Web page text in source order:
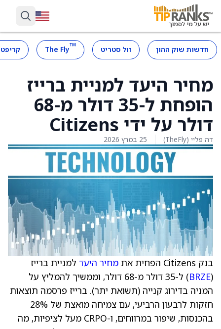
חדשות שוק ההון וול סטריט ™
The Fly
מחיר היעד למניית ברייז
הופחת ל-35 דולר מ-68
דולר על ידי Citizens
דה פליי (TheFly) 25 במרץ 2026
בנק Citizens הפחית את מחיר היעד למניית ברייז
(
BRZE
) ל-35 דולר מ-68 דולר, וממשיך להמליץ על
המניה בדירוג קנייה (תשואת יתר). ברייז פרסמה תוצאות
חזקות לרבעון הרביעי, עם צמיחה מואצת של 28%
בהכנסות, שיפור במרווחים, ו-CRPO מעל לציפיות, מה